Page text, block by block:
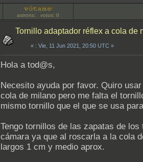
astrons: votos: 0
Tornillo adaptador réflex a cola de
« : Vie, 11 Jun 2021, 20:50 UTC »
Hola a tod@s,
Necesito ayuda por favor. Quiro
cola de milano pero me falta el
mismo tornillo que el que se usa
Tengo tornillos de las zapatas de
cámara ya que al roscarla a la cola
largos 1 cm y medio aprox.